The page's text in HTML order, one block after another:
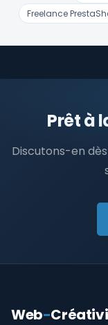
Freelance
Prêt à
Discutons-en
Web-